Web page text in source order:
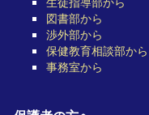
図書部から
渉外部から
保健教育相談部から
事務室から